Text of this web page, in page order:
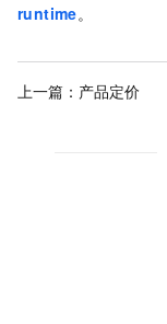
runtime。
上一篇： 产品定价